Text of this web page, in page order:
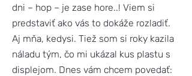
dni – hop – je zase hore..! Viem si
predstaviť ako vás to dokáže rozladiť.
Aj mňa, kedysi. Tiež som si roky kazila
náladu tým, čo mi ukázal kus plastu s
displejom. Dnes vám chcem povedať: